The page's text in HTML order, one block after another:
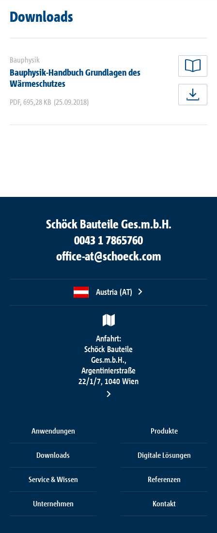
Downloads
Bauphysik
Bauphysik-Handbuch Grundlagen des
Wärmeschutzes
PDF, 695,28 KB (25.09.2018)
Schöck Bauteile Ges.m.b.H.
0043 1 7865760
office-at@schoeck.com
Austria (AT)
Anfahrt:
Schöck Bauteile
Ges.m.b.H.,
Argentinierstraße
22/1/7, 1040 Wien
Anwendungen Produkte
Downloads Digitale Lösungen
Service & Wissen Referenzen
Unternehmen Kontakt